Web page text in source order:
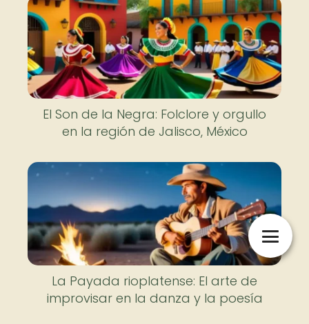
El Son de la Negra: Folclore y orgullo
en la región de Jalisco, México
La Payada rioplatense: El arte de
improvisar en la danza y la poesía